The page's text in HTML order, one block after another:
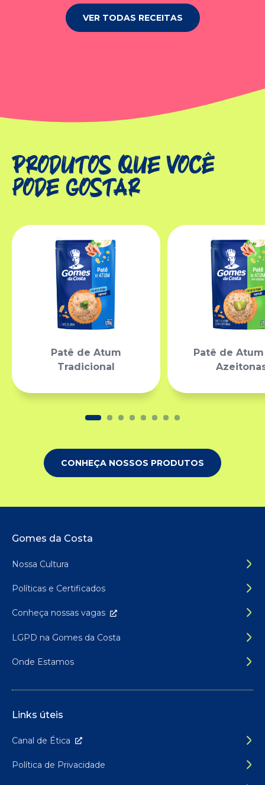
VER TODAS RECEITAS
Produtos que você
pode gostar
Patê de Atum
Tradicional
Patê de
CONHEÇA NOSSOS PRODUTOS
Rodapé do site
Gomes da Costa
Nossa Cultura
Políticas e Certificados
Conheça nossas vagas
LGPD na Gomes da Costa
Onde Estamos
Links úteis
Canal de Ética
Política de Privacidade